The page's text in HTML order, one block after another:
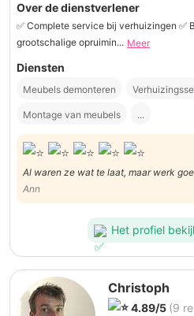
Over de dienstverlener
✅ Complete service bij verhuizingen ✅
grootschalige opruimin... Meer
Diensten
Meubels demonteren
Montage van meubels ...
Al waren ze wat te laat, maar werk
Ann
Het profiel
Christoph
4.89/5 (9